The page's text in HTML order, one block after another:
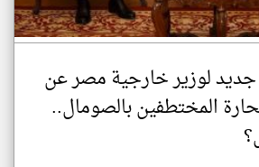
لوزير خارجية مصر عن
المختطفين بالصومال..